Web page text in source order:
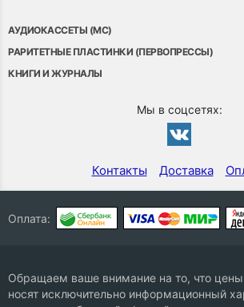
АУДИОКАССЕТЫ (MC)
РАРИТЕТНЫЕ ПЛАСТИНКИ (ПЕРВОПРЕССЫ)
КНИГИ И ЖУРНАЛЫ
Мы в соцсетях:
Контакты Доставка
Оплата:
Обращаем ваше внимание на то, что
носят исключительно информационный